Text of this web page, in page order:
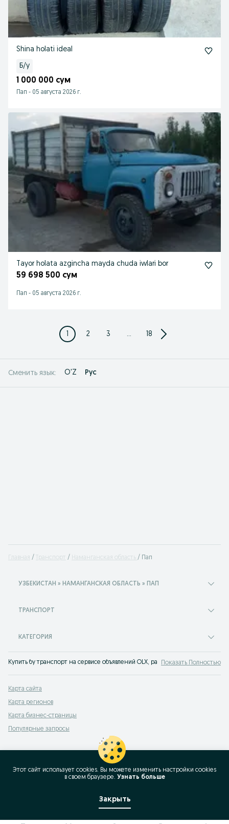
Shina holati ideal
Б/у
1 000 000 сум
Пап - 05 августа 2026 г.
Tayor holata azgincha mayda chuda iwlari bor
59 698 500 сум
Пап - 05 августа 2026 г.
1 2 3 ... 18
Сменить язык: O'Z Рус
Главная Транспорт Наманганская область Пап
УЗБЕКИСТАН » НАМАНГАНСКАЯ ОБЛАСТЬ » ПАП
ТРАНСПОРТ
КАТЕГОРИЯ
Купить бу транспорт на сервисе объявлений OLX, раньше Torg Пап.
Показать Полностью
Карта сайта
Карта регионов
Карта бизнес-страницы
Популярные запросы
Этот сайт использует cookies. Вы можете изменить настройки cookies
в своeм браузере. Узнать больше
Закрыть